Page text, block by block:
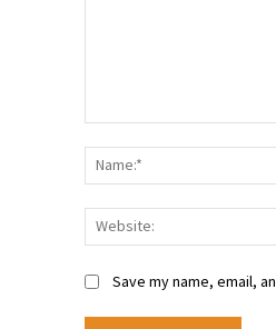
Save my name, email,